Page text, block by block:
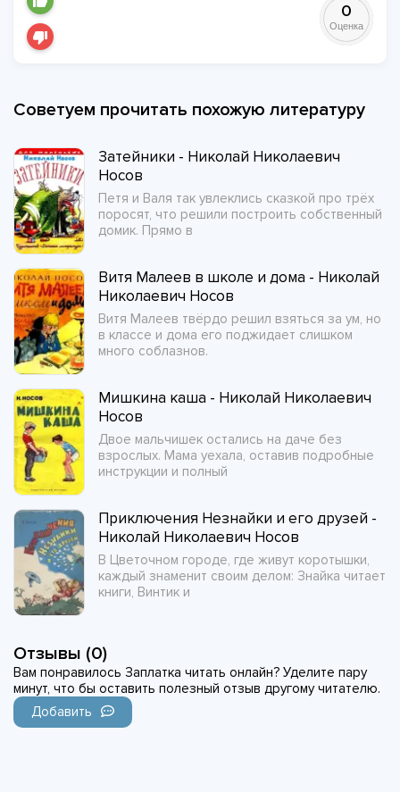
0
Оценка
Советуем прочитать похожую литературу
Затейники - Николай Николаевич
Носов
Петя и Валя так увлеклись сказкой про трёх
поросят, что решили построить собственный
домик. Прямо в
Витя Малеев в школе и дома - Николай
Николаевич Носов
Витя Малеев твёрдо решил взяться за ум, но
в классе и дома его поджидает слишком
много соблазнов.
Мишкина каша - Николай Николаевич
Носов
Двое мальчишек остались на даче без
взрослых. Мама уехала, оставив подробные
инструкции и полный
Приключения Незнайки и его друзей -
Николай Николаевич Носов
В Цветочном городе, где живут коротышки,
каждый знаменит своим делом: Знайка читает
книги, Винтик и
Отзывы (0)
Вам понравилось Заплатка читать онлайн? Уделите пару
минут, что бы оставить полезный отзыв другому читателю.
Добавить